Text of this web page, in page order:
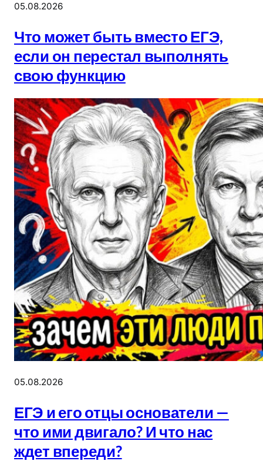
05.08.2026
Что может быть вместо ЕГЭ,
если он перестал выполнять
свою функцию
05.08.2026
ЕГЭ и его отцы основатели —
что ими двигало? И что нас
ждет впереди?